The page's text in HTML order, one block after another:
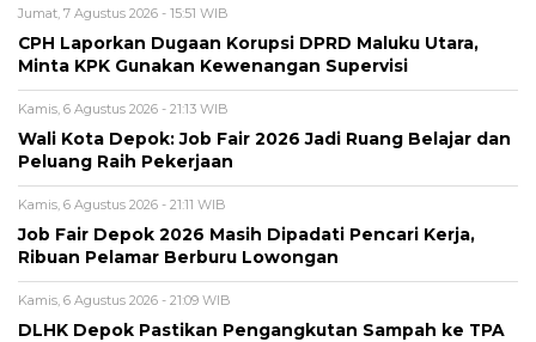
Jumat, 7 Agustus 2026 - 15:51 WIB
CPH Laporkan Dugaan Korupsi DPRD Maluku Utara,
Minta KPK Gunakan Kewenangan Supervisi
Kamis, 6 Agustus 2026 - 21:13 WIB
Wali Kota Depok: Job Fair 2026 Jadi Ruang Belajar dan
Peluang Raih Pekerjaan
Kamis, 6 Agustus 2026 - 21:11 WIB
Job Fair Depok 2026 Masih Dipadati Pencari Kerja,
Ribuan Pelamar Berburu Lowongan
Kamis, 6 Agustus 2026 - 21:09 WIB
DLHK Depok Pastikan Pengangkutan Sampah ke TPA